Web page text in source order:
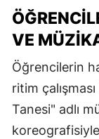
VE
Öğrencilerin
ritim
Tanesi" adlı